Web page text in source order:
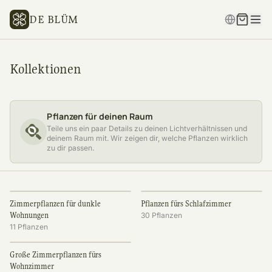
DE BLÜM
Kollektionen
Pflanzen für deinen Raum
Teile uns ein paar Details zu deinen Lichtverhältnissen und
deinem Raum mit. Wir zeigen dir, welche Pflanzen wirklich
zu dir passen.
Zimmerpflanzen für dunkle
Wohnungen
11 Pflanzen
Pflanzen fürs Schlafzimmer
30 Pflanzen
Große Zimmerpflanzen fürs
Wohnzimmer